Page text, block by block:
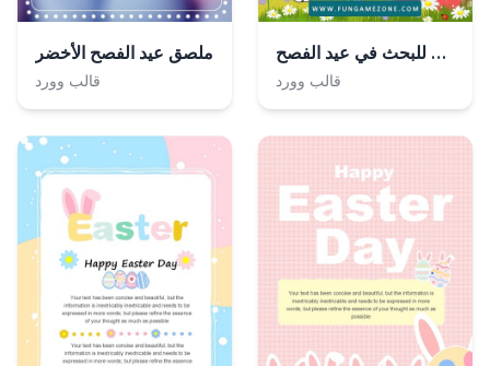
ملصق عيد الفصح الأخضر
قالب وورد
ملصق أرنب لطيف للبحث في عيد الفصح
قالب وورد